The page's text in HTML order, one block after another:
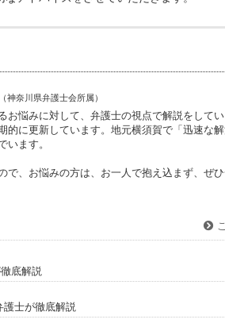
きます。
ウから適切なアドバイスをさせていた
イントも定期的に更新しています。地元
て取り組んでいます。
ておりますので、お悩みの方は、お一人